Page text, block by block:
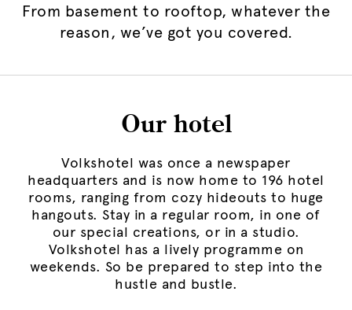
From basement to rooftop, whatever the
reason, we’ve got you covered.
Our hotel
Volkshotel was once a newspaper
headquarters and is now home to 196 hotel
rooms, ranging from cozy hideouts to huge
hangouts. Stay in a regular room, in one of
our special creations, or in a studio.
Volkshotel has a lively programme on
weekends. So be prepared to step into the
hustle and bustle.